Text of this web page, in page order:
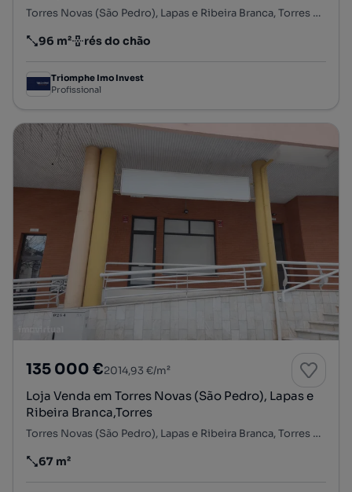
Torres Novas (São Pedro), Lapas e Ribeira Branca, Torres Novas, Santarém
Preço por metro quadrado
96 m²
Andar rés do chão
Triomphe Imo Invest
Profissional
135 000 €2014,93 €/m²
Loja Venda em Torres Novas (São Pedro), Lapas e
Ribeira Branca,Torres
Torres Novas (São Pedro), Lapas e Ribeira Branca, Torres Novas, Santarém
Preço por metro quadrado
67 m²